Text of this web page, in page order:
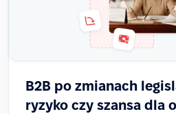
B2B po zmianach
ryzyko czy szansa dla